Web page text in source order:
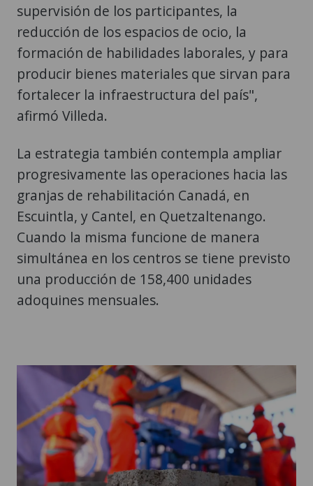
supervisión de los participantes, la
reducción de los espacios de ocio, la
formación de habilidades laborales, y para
producir bienes materiales que sirvan para
fortalecer la infraestructura del país",
afirmó Villeda.
La estrategia también contempla ampliar
progresivamente las operaciones hacia las
granjas de rehabilitación Canadá, en
Escuintla, y Cantel, en Quetzaltenango.
Cuando la misma funcione de manera
simultánea en los centros se tiene previsto
una producción de 158,400 unidades
adoquines mensuales.